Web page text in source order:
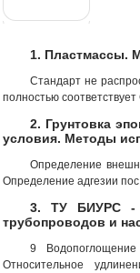
1. Пластмассы.
Стандарт не
полностью
2. Грунтовка
условия. Методы
Определение
Определение адгезии
3. ТУ БИУРС -
трубопроводов и
9
Относительное